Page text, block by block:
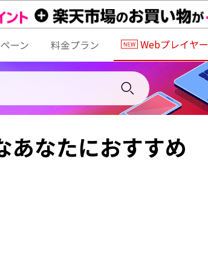
ーン 料金プラン Webプレイヤー
なたにおすすめ